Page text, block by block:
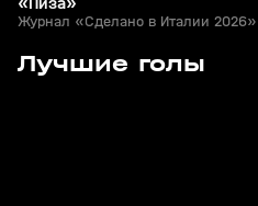
Журнал «Сделано в Италии 2026»
Лучшие голы
11 мая, 23:44